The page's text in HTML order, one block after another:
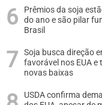
Prêmios da soja
do ano e são pilar
Brasil
Soja busca direção
favorável nos EUA
novas baixas
USDA confirma